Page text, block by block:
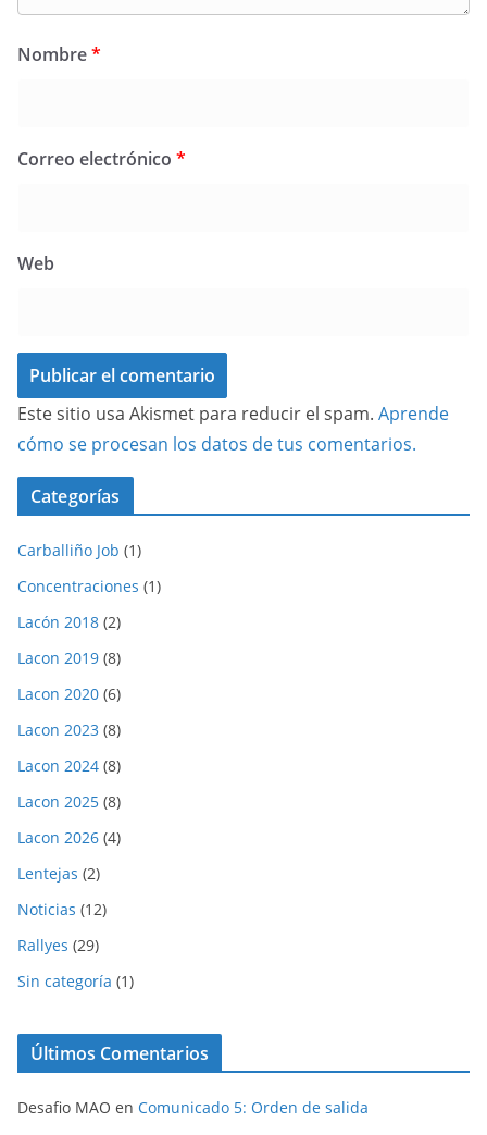
Nombre*
Correo electrónico *
Web
Este sitio usa Akismet para reducir el spam. Aprende
cómo se procesan los datos de tus comentarios.
Categorías
Carballiño Job (1)
Concentraciones (1)
Lacón 2018 (2)
Lacon 2019 (8)
Lacon 2020 (6)
Lacon 2023 (8)
Lacon 2024 (8)
Lacon 2025 (8)
Lacon 2026 (4)
Lentejas (2)
Noticias (12)
Rallyes (29)
Sin categoría (1)
Últimos Comentarios
Desafio MAO en Comunicado 5: Orden de salida